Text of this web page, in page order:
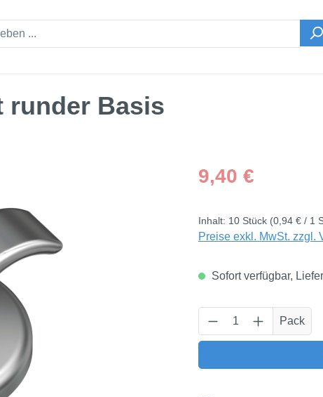
runder Basis
Regulärer Preis:
9,40 €
Inhalt: 10 Stück (0,94 € / 1
Preise exkl. MwSt. zzgl.
Sofort verfügbar,
Produkt Pack